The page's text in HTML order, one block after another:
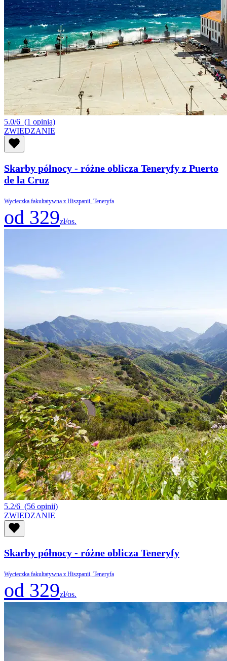
5.0/6 (1 opinia)
ZWIEDZANIE
Skarby północy - różne oblicza Teneryfy z Puerto
de la Cruz
Wycieczka fakultatywna z Hiszpanii, Teneryfa
od 329zł/os.
5.2/6 (56 opinii)
ZWIEDZANIE
Skarby północy - różne oblicza Teneryfy
Wycieczka fakultatywna z Hiszpanii, Teneryfa
od 329zł/os.